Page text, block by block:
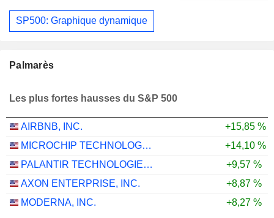
SP500: Graphique dynamique
Palmarès
Les plus fortes hausses du S&P 500
AIRBNB, INC.
+15,85 %
MICROCHIP TECHNOLOGY INCORPORATED
+14,10 %
PALANTIR TECHNOLOGIES INC.
+9,57 %
AXON ENTERPRISE, INC.
+8,87 %
MODERNA, INC.
+8,27 %